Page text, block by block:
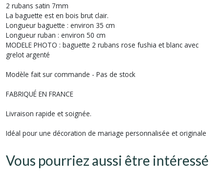
2 rubans satin 7mm
La baguette est en bois brut clair.
Longueur baguette : environ 35 cm
Longueur ruban : environ 50 cm
MODELE PHOTO : baguette 2 rubans rose fushia et blanc avec
grelot argenté
Modèle fait sur commande - Pas de stock
FABRIQUÉ EN FRANCE
Livraison rapide et soignée.
Idéal pour une décoration de mariage personnalisée et originale
Vous pourriez aussi être intéressé